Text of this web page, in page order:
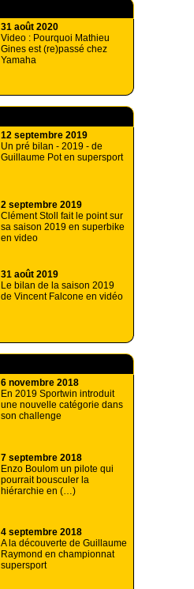
31 août 2020
Video : Pourquoi Mathieu
Gines est (re)passé chez
Yamaha
12 septembre 2019
Un pré bilan - 2019 - de
Guillaume Pot en supersport
2 septembre 2019
Clément Stoll fait le point sur
sa saison 2019 en superbike
en video
31 août 2019
Le bilan de la saison 2019
de Vincent Falcone en vidéo
6 novembre 2018
En 2019 Sportwin introduit
une nouvelle catégorie dans
son challenge
7 septembre 2018
Enzo Boulom un pilote qui
pourrait bousculer la
hiérarchie en (…)
4 septembre 2018
A la découverte de Guillaume
Raymond en championnat
supersport